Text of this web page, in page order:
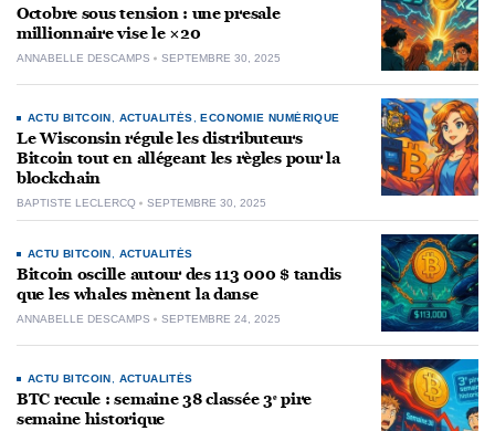
Octobre sous tension : une presale
millionnaire vise le ×20
ANNABELLE DESCAMPS SEPTEMBRE 30, 2025
ACTU BITCOIN ACTUALITÉS ,ECONOMIE NUMÉRIQUE
Le Wisconsin régule les distributeurs
Bitcoin tout en allégeant les règles pour la
blockchain
BAPTISTE LECLERCQ SEPTEMBRE 30, 2025
ACTU BITCOIN ACTUALITÉS
Bitcoin oscille autour des 113 000 $ tandis
que les whales mènent la danse
ANNABELLE DESCAMPS SEPTEMBRE 24, 2025
ACTU BITCOIN ACTUALITÉS
BTC recule : semaine 38 classée 3ᵉ pire
semaine historique